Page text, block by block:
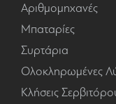
Αριθμομηχανές
Μπαταρίες
Συρτάρια
Ολοκληρωμένες
Κλήσεις